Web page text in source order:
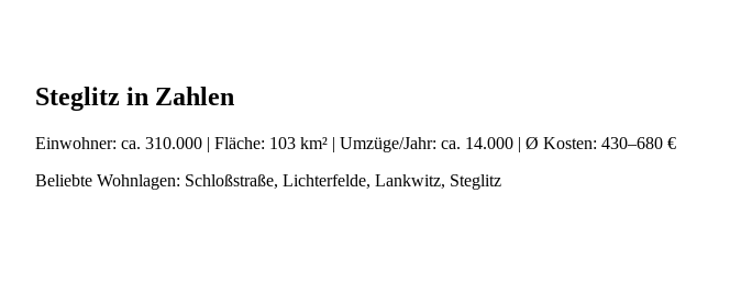
Steglitz in Zahlen
Einwohner: ca. 310.000 | Fläche: 103 km² | Umzüge/Jahr: ca. 14.000 | Ø Kosten: 430–680 €
Beliebte Wohnlagen: Schloßstraße, Lichterfelde, Lankwitz, Steglitz